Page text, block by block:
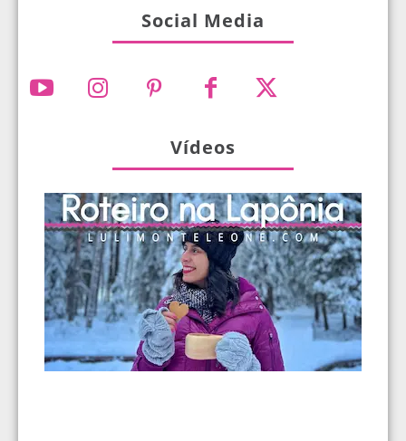
Social Media
Vídeos